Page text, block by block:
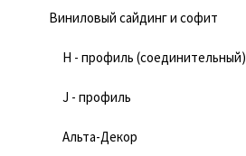
Виниловый сайдинг и софит
H - профиль (соединительный)
J - профиль
Альта-Декор